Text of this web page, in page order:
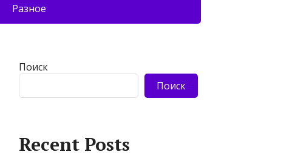
Разное
Поиск
Поиск
Recent Posts